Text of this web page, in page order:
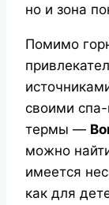
но и зона
Помимо
своими
термы —
можно
имеется
как для